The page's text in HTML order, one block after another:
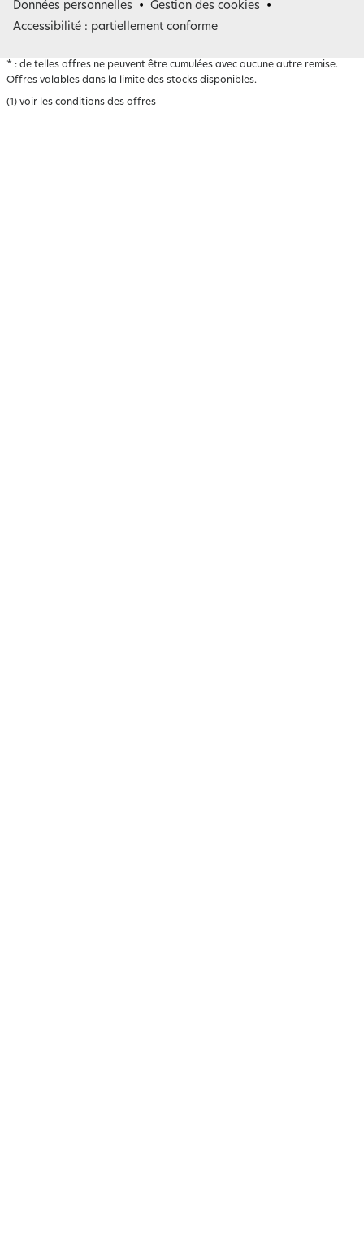
Belgique
Données personnelles
Gestion des cookies
Accessibilité : partiellement conforme
* : de telles offres ne peuvent être cumulées avec aucune autre remise.
Offres valables dans la limite des stocks disponibles.
(1) voir les conditions des offres